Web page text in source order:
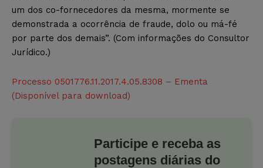
um dos co-fornecedores da mesma, mormente se
demonstrada a ocorrência de fraude, dolo ou má-fé
por parte dos demais”. (Com informações do Consultor
Jurídico.)
Processo 0501776.11.2017.4.05.8308 – Ementa
(Disponível para download)
Participe e receba as
postagens diárias do